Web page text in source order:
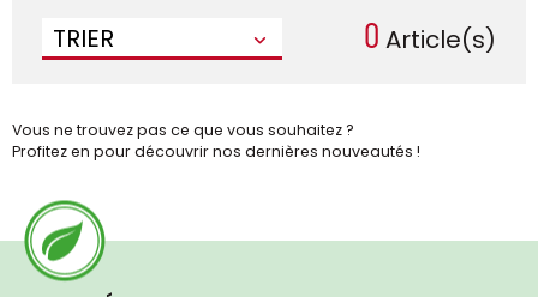
TRIER 0 Article(s)
Vous ne trouvez pas ce que vous souhaitez ?
Profitez en pour découvrir nos dernières nouveautés !